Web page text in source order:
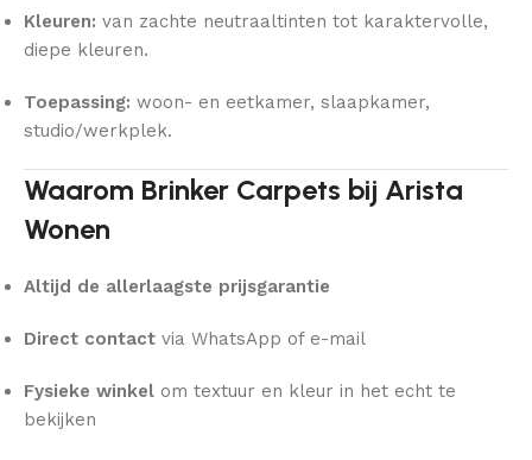
Kleuren: van zachte neutraaltinten tot karaktervolle,
diepe kleuren.
Toepassing: woon- en eetkamer, slaapkamer,
studio/werkplek.
Waarom Brinker Carpets bij Arista
Wonen
Altijd de allerlaagste prijsgarantie
Direct contact via WhatsApp of e-mail
Fysieke winkel om textuur en kleur in het echt te
bekijken